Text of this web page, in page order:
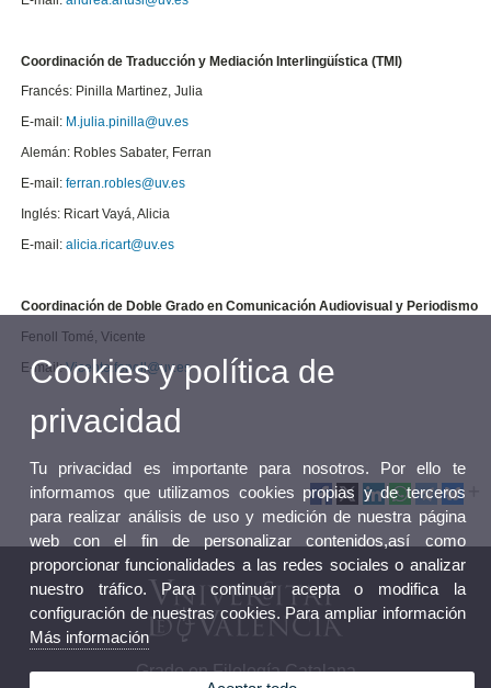
Coordinación de Traducción y Mediación Interlingüística (TMI)
Francés: Pinilla Martinez, Julia
E-mail: M.julia.pinilla@uv.es
Alemán: Robles Sabater, Ferran
E-mail:ferran.robles@uv.es
Inglés: Ricart Vayá, Alicia
E-mail:alicia.ricart@uv.es
Coordinación de Doble Grado en Comunicación Audiovisual y Periodismo
Fenoll Tomé, Vicente
E-mail:Vicente.fenoll@uv.es
Grado en Filología Catalana
Cookies y política de
privacidad
Tu privacidad es importante para nosotros. Por ello te
informamos que utilizamos cookies propias y de terceros
para realizar análisis de uso y medición de nuestra página
web con el fin de personalizar contenidos,así como
proporcionar funcionalidades a las redes sociales o analizar
nuestro tráfico. Para continuar acepta o modifica la
configuración de nuestras cookies. Para ampliar información
Más información